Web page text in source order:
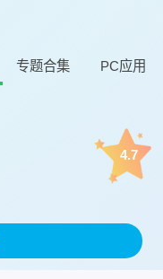
专题合集 PC应用
4.7